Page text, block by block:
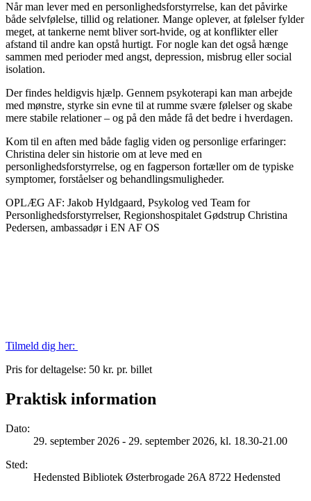
Når man lever med en personlighedsforstyrrelse, kan det påvirke
både selvfølelse, tillid og relationer. Mange oplever, at følelser fylder
meget, at tankerne nemt bliver sort-hvide, og at konflikter eller
afstand til andre kan opstå hurtigt. For nogle kan det også hænge
sammen med perioder med angst, depression, misbrug eller social
isolation.
Der findes heldigvis hjælp. Gennem psykoterapi kan man arbejde
med mønstre, styrke sin evne til at rumme svære følelser og skabe
mere stabile relationer – og på den måde få det bedre i hverdagen.
Kom til en aften med både faglig viden og personlige erfaringer:
Christina deler sin historie om at leve med en
personlighedsforstyrrelse, og en fagperson fortæller om de typiske
symptomer, forståelser og behandlingsmuligheder.
OPLÆG AF: Jakob Hyldgaard, Psykolog ved Team for
Personlighedsforstyrrelser, Regionshospitalet Gødstrup Christina
Pedersen, ambassadør i EN AF OS
Tilmeld dig her:
Pris for deltagelse: 50 kr. pr. billet
Praktisk information
Dato:
29. september 2026 - 29. september 2026, kl. 18.30-21.00
Sted:
Hedensted Bibliotek Østerbrogade 26A 8722 Hedensted